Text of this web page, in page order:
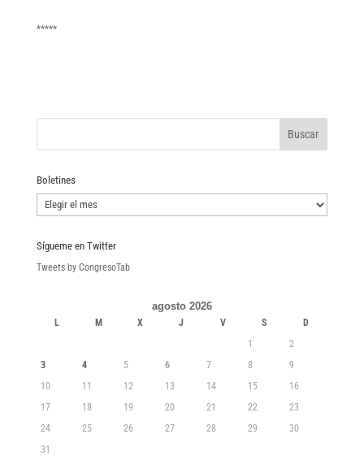
*****
Boletines
Boletines
Sígueme en Twitter
Tweets by CongresoTab
agosto 2026
L M X J V S
D
1
2
3
4 5 6 7 8
9
10
11 12 13 14 15
16
17
18 19 20 21 22
23
24
25 26 27 28 29
30
31